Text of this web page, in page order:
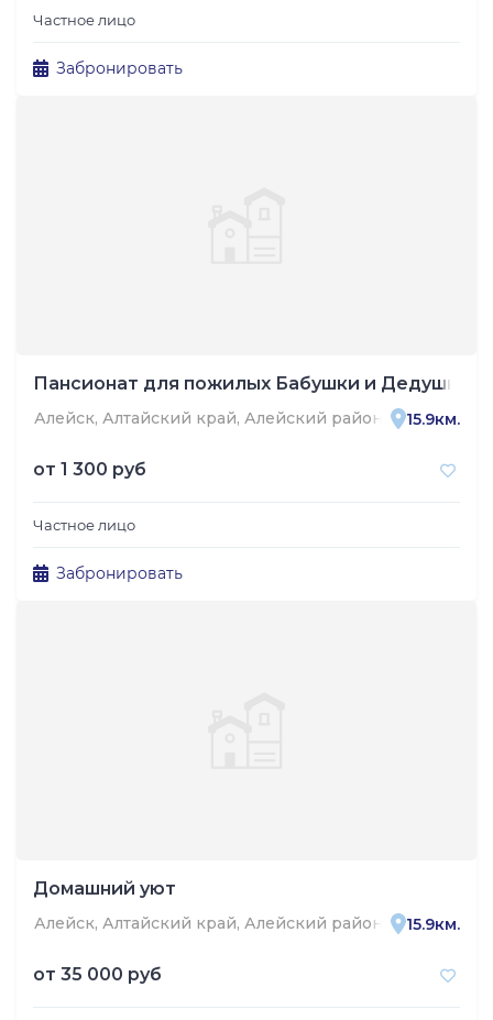
Частное лицо
Забронировать
Пансионат для пожилых Бабушки и Дедушки
Алейск, Алтайский край, Алейский район, посёлок
15.9км.
от 1 300 руб
Частное лицо
Забронировать
Домашний уют
Алейск, Алтайский край, Алейский район, посёлок
15.9км.
от 35 000 руб